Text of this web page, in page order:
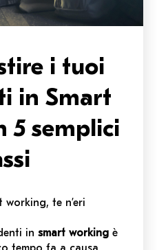
i tuoi
in Smart
5 semplici
working, te n’eri
in smart working è